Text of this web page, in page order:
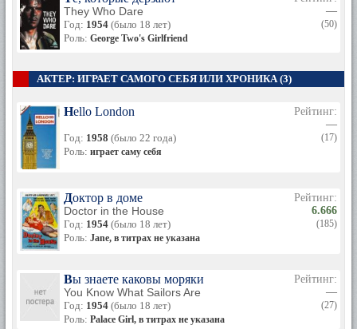
They Who Dare
Год: 1954 (было 18 лет)
Роль: George Two's Girlfriend
—
(50)
АКТЕР: ИГРАЕТ САМОГО СЕБЯ ИЛИ ХРОНИКА (3)
Hello London
Год: 1958 (было 22 года)
Роль: играет саму себя
Рейтинг:
—
(17)
Доктор в доме
Doctor in the House
Год: 1954 (было 18 лет)
Роль: Jane, в титрах не указана
Рейтинг:
6.666
(185)
Вы знаете каковы моряки
You Know What Sailors Are
Год: 1954 (было 18 лет)
Роль: Palace Girl, в титрах не указана
Рейтинг:
—
(27)